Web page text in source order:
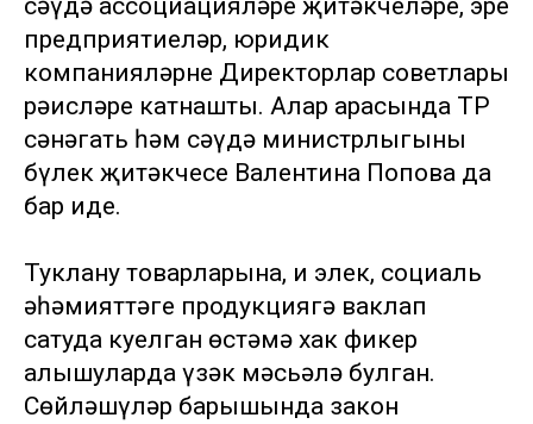
сәүдә ассоциацияләре җитәкчеләре, эре
предприятиеләр, юридик
компанияләрнең Директорлар советлары
рәисләре катнашты. Алар арасында ТР
сәнәгать һәм сәүдә министрлыгының
бүлек җитәкчесе Валентина Попова да
бар иде.
Туклану товарларына, иң элек, социаль
әһәмияттәге продукциягә ваклап
сатуда куелган өстәмә хак фикер
алышуларда үзәк мәсьәлә булган.
Сөйләшүләр барышында закон